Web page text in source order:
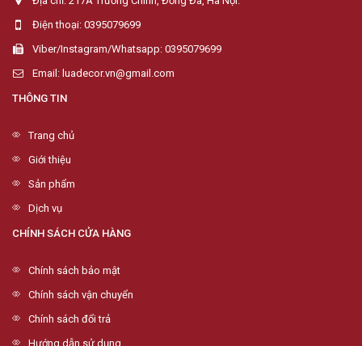
Điện thoại: 0395079699
Viber/Instagram/Whatsapp: 0395079699
Email: luadecor.vn@gmail.com
THÔNG TIN
Trang chủ
Giới thiệu
Sản phẩm
Dịch vụ
CHÍNH SÁCH CỬA HÀNG
Chính sách bảo mật
Chính sách vận chuyển
Chính sách đổi trả
Hướng dẫn sử dụng